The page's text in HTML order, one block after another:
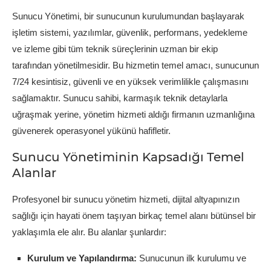
Sunucu Yönetimi, bir sunucunun kurulumundan başlayarak
işletim sistemi, yazılımlar, güvenlik, performans, yedekleme
ve izleme gibi tüm teknik süreçlerinin uzman bir ekip
tarafından yönetilmesidir. Bu hizmetin temel amacı, sunucunun
7/24 kesintisiz, güvenli ve en yüksek verimlilikle çalışmasını
sağlamaktır. Sunucu sahibi, karmaşık teknik detaylarla
uğraşmak yerine, yönetim hizmeti aldığı firmanın uzmanlığına
güvenerek operasyonel yükünü hafifletir.
Sunucu Yönetiminin Kapsadığı Temel
Alanlar
Profesyonel bir sunucu yönetim hizmeti, dijital altyapınızın
sağlığı için hayati önem taşıyan birkaç temel alanı bütünsel bir
yaklaşımla ele alır. Bu alanlar şunlardır:
Kurulum ve Yapılandırma: Sunucunun ilk kurulumu ve